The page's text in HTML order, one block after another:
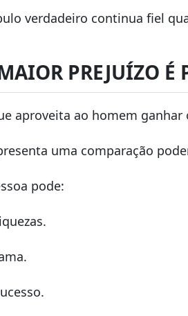
verdadeiro continua fiel
PREJUÍZO É
aproveita ao homem
uma comparação
pode: